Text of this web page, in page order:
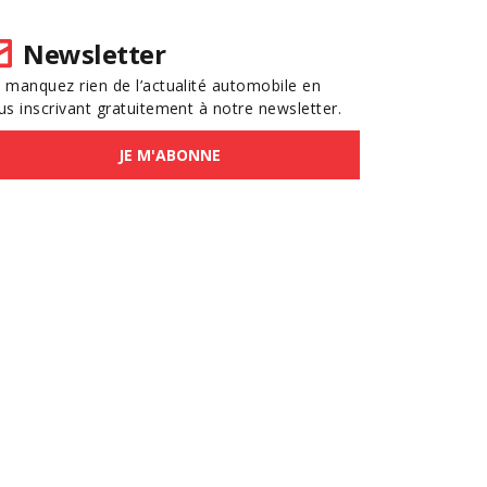
Newsletter
manquez rien de l’actualité automobile en
inscrivant gratuitement à notre newsletter.
JE M'ABONNE